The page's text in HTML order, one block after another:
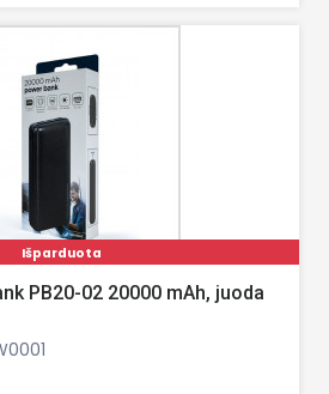
Išparduota
PB20-02 20000 mAh, juoda